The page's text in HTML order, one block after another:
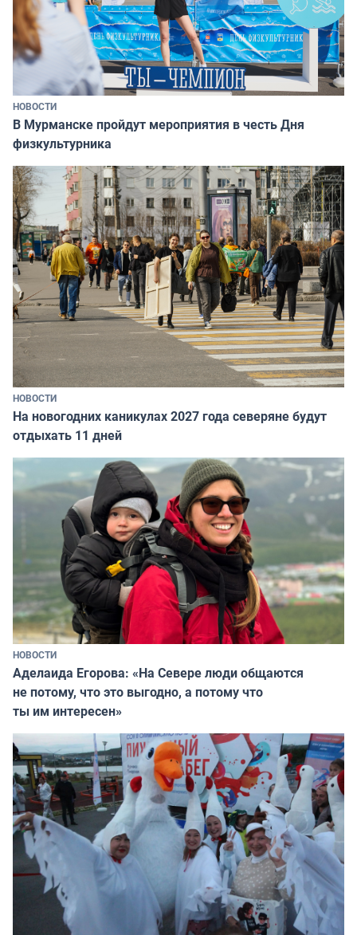
НОВОСТИ
В Мурманске пройдут мероприятия в честь Дня
физкультурника
НОВОСТИ
На новогодних каникулах 2027 года северяне будут
отдыхать 11 дней
НОВОСТИ
Аделаида Егорова: «На Севере люди общаются
не потому, что это выгодно, а потому что
ты им интересен»